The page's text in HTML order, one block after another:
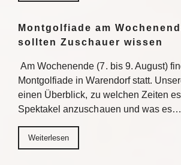
Montgolfiade am
sollten Zuschauer wissen
Am Wochenende (7. bis 9. August)
Montgolfiade in Warendorf statt.
einen Überblick, zu welchen Zeiten
Spektakel anzuschauen und was es…
Weiterlesen